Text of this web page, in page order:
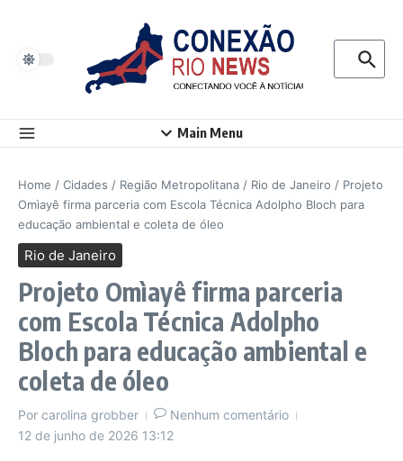
Procurar
Main Menu
Home / Cidades / Região Metropolitana / Rio de Janeiro / Projeto
Omìayê firma parceria com Escola Técnica Adolpho Bloch para
educação ambiental e coleta de óleo
Rio de Janeiro
Projeto Omìayê firma parceria
com Escola Técnica Adolpho
Bloch para educação ambiental e
coleta de óleo
Por carolina grobber
Nenhum comentário
12 de junho de 2026 13:12